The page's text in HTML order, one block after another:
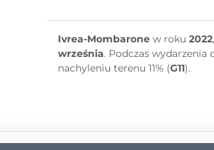
Ivrea-Mombaronew roku 2022
września. Podczas wydarzenia
nachyleniu terenu 11% (G11).